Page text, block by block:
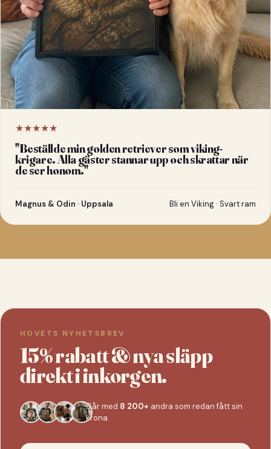
★★★★★
"Beställde min golden retriever som viking-
krigare. Alla gäster stannar upp och skrattar när
de ser honom."
Magnus & Odin · Uppsala Bli en Viking · Svart ram
HOVETS NYHETSBREV
15% rabatt & nya släpp
direkt i inkorgen.
Går med 8 200+ andra som redan fått sin
krona.